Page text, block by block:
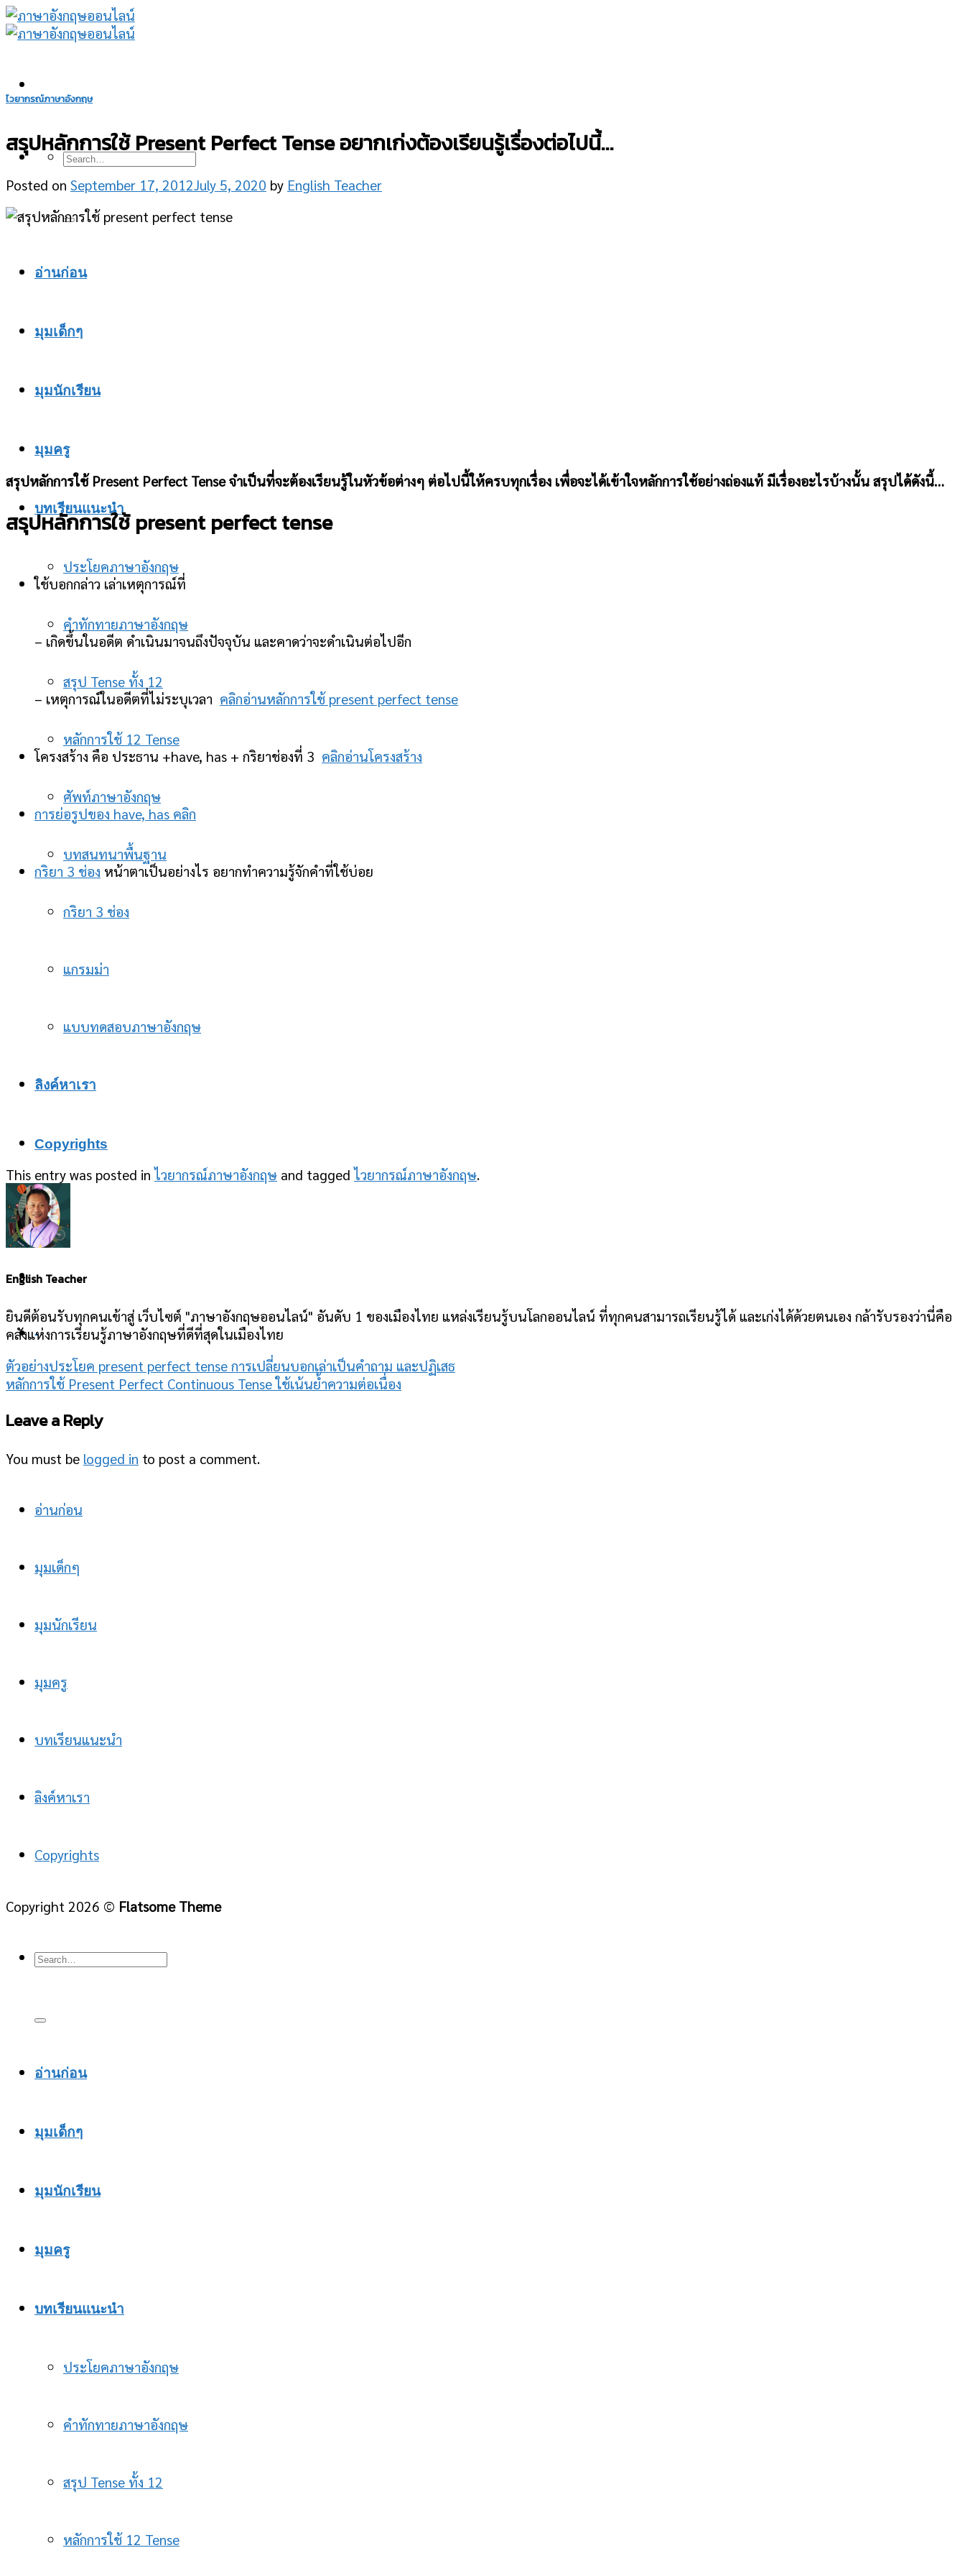
Skip
to
อ่านก่อน
มุมเด็กๆ
มุมนักเรียน
มุมครู
บทเรียนแนะนำ
ประโยคภาษาอังกฤษ
คำทักทายภาษาอังกฤษ
สรุป Tense ทั้ง 12
หลักการใช้ 12 Tense
ศัพท์ภาษาอังกฤษ
บทสนทนาพื้นฐาน
กริยา 3 ช่อง
แกรมม่า
แบบทดสอบภาษาอังกฤษ
ลิงค์หาเรา
Copyrights
-
-
ไวยากรณ์ภาษาอังกฤษ
สรุปหลักการใช้ Present Perfect Tense อยากเก่งต้องเรียนรู้เรื่องต่อไปนี้…
Posted on September 17, 2012 July 5, 2020 by English Teacher
สรุปหลักการใช้ Present Perfect Tense จำเป็นที่จะต้องเรียนรู้ในหัวข้อต่างๆ ต่อไปนี้ให้ครบทุกเรื่อง เพื่อจะได้เข้าใจหลักการใช้อย่างถ่องแท้ มีเรื่องอะไรบ้างนั้น สรุปได้ดังนี้…
สรุปหลักการใช้ present perfect tense
ใช้บอกกล่าว เล่าเหตุการณ์ที่
– เกิดขึ้นในอดีต ดำเนินมาจนถึงปัจจุบัน และคาดว่าจะดำเนินต่อไปอีก
– เหตุการณ์ในอดีตที่ไม่ระบุเวลา คลิกอ่านหลักการใช้ present perfect tense
โครงสร้าง คือ ประธาน +have, has + กริยาช่องที่ 3 คลิกอ่านโครงสร้าง
การย่อรูปของ have, has คลิก
กริยา 3 ช่อง หน้าตาเป็นอย่างไร อยากทำความรู้จักคำที่ใช้บ่อย
This entry was posted inไวยากรณ์ภาษาอังกฤษ and taggedไวยากรณ์ภาษาอังกฤษ.
English Teacher
ยินดีต้อนรับทุกคนเข้าสู่ เว็บไซต์ "ภาษาอังกฤษออนไลน์" อันดับ 1 ของเมืองไทย แหล่งเรียนรู้บนโลกออนไลน์ ที่ทุกคนสามารถเรียนรู้ได้ และเก่งได้ด้วยตนเอง กล้ารับรองว่านี่คือ
คลังแห่งการเรียนรู้ภาษาอังกฤษที่ดีที่สุดในเมืองไทย
ตัวอย่างประโยค present perfect tense การเปลี่ยนบอกเล่าเป็นคำถาม และปฏิเสธ
หลักการใช้ Present Perfect Continuous Tense ใช้เน้นย้ำความต่อเนื่อง
Leave a Reply
You must be logged in to post a comment.
อ่านก่อน
มุมเด็กๆ
มุมนักเรียน
มุมครู
บทเรียนแนะนำ
ลิงค์หาเรา
Copyrights
Copyright 2026 © Flatsome Theme
อ่านก่อน
มุมเด็กๆ
มุมนักเรียน
มุมครู
บทเรียนแนะนำ
ประโยคภาษาอังกฤษ
คำทักทายภาษาอังกฤษ
สรุป Tense ทั้ง 12
หลักการใช้ 12 Tense